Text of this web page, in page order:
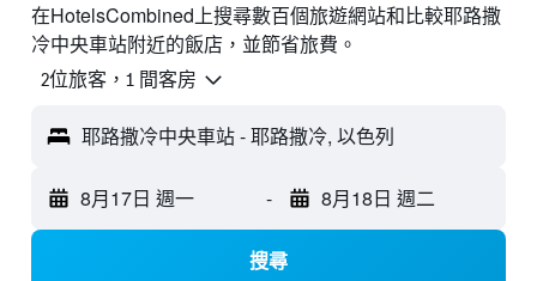
在HotelsCombined上搜尋數百個旅遊網站和比較耶路撒
冷中央車站附近的飯店，並節省旅費。
2位旅客，1 間客房
耶路撒冷中央車站 - 耶路撒冷, 以色列
8月17日 週一 - 8月18日 週二
搜尋